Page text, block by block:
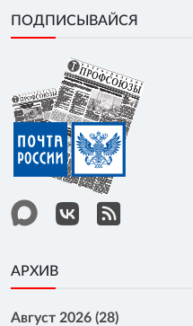
ПОДПИСЫВАЙСЯ
АРХИВ
Август 2026 (28)